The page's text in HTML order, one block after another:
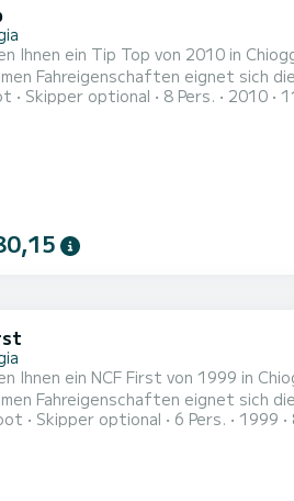
Ihnen ein Tip Top von 2010 in
Fahreigenschaften eignet sich dieses
Komfort und eine Kapazität von 8
Skipper optional 8 Pers. 2010
Ihnen ein NCF First von 1999 in
Fahreigenschaften eignet sich dieses
Komfort und eine Kapazität von 6
Skipper optional 6 Pers. 1999